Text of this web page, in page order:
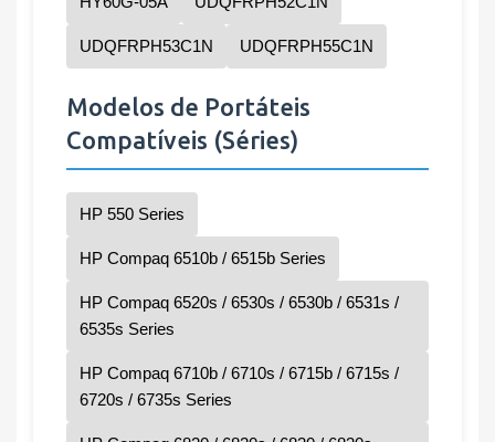
UDQFRPH53C1N UDQFRPH55C1N
Modelos de Portáteis
Compatíveis (Séries)
HP 550 Series
HP Compaq 6510b / 6515b Series
HP Compaq 6520s / 6530s / 6530b / 6531s /
6535s Series
HP Compaq 6710b / 6710s / 6715b / 6715s /
6720s / 6735s Series